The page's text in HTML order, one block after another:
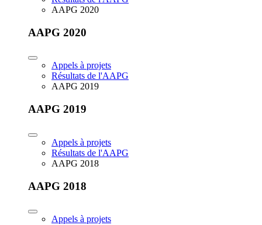
AAPG 2020
AAPG 2020
Appels à projets
Résultats de l'AAPG
AAPG 2019
AAPG 2019
Appels à projets
Résultats de l'AAPG
AAPG 2018
AAPG 2018
Appels à projets